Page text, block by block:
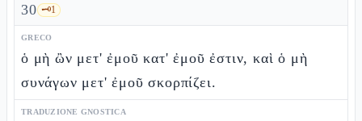
30 🗝️1
GRECO
ὁ μὴ ὢν μετ' ἐμοῦ κατ' ἐμοῦ ἐστιν, καὶ ὁ μὴ
συνάγων μετ' ἐμοῦ σκορπίζει.
TRADUZIONE GNOSTICA